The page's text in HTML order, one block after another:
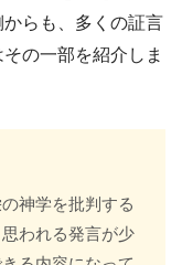
らも、多くの証言
の一部を紹介しま
神学を批判する
われる発言が少